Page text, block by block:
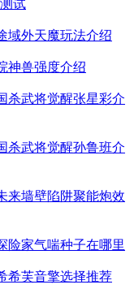
试
域外天魔玩法介绍
神兽强度介绍
杀武将觉醒张星彩介
杀武将觉醒孙鲁班介
来墙壁陷阱聚能炮效
险家气喘种子在哪里
希芙音擎选择推荐